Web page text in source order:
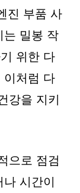
진 부품 사
는 밀봉 작
위한 다
이처럼 다
강을 지키
으로 점검
시간이